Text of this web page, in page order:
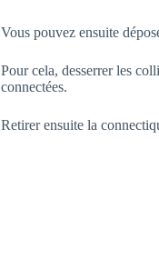
Vous pouvez ensuite
Pour cela, desserrer les
connectées.
Retirer ensuite la